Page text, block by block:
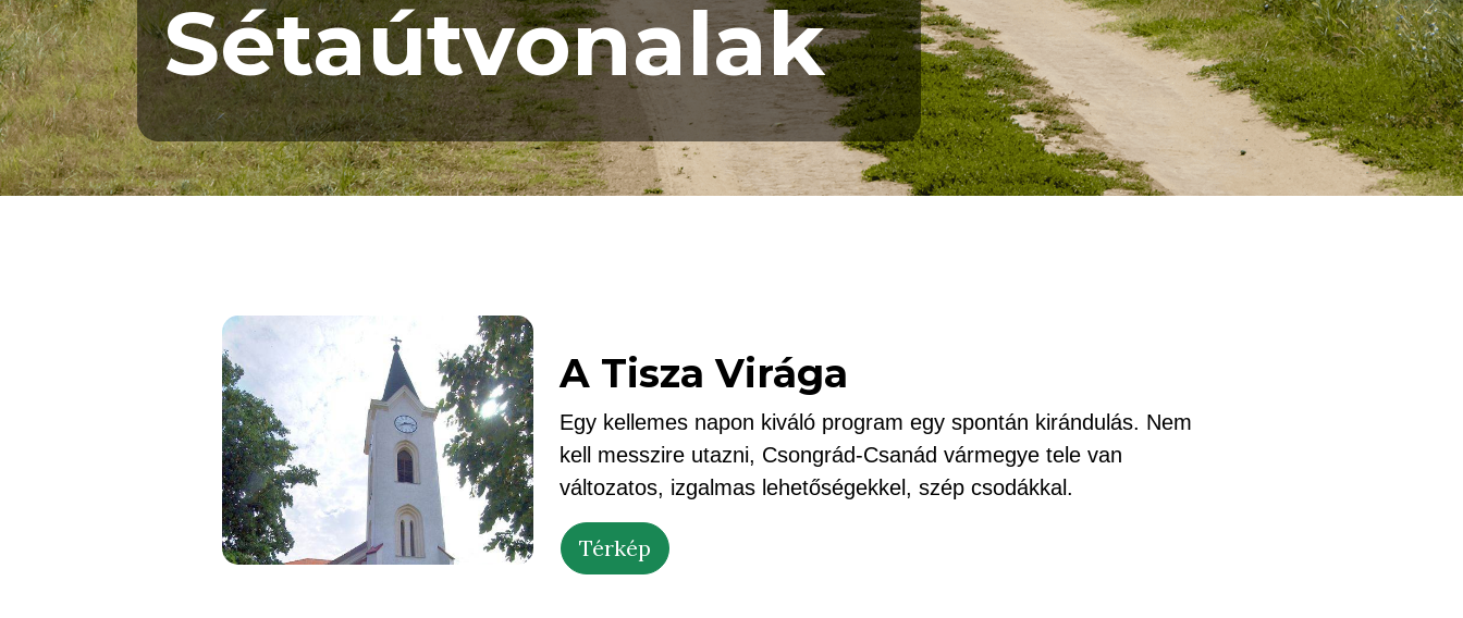
Sétaútvonalak
A Tisza Virága
Egy kellemes napon kiváló program egy spontán kirándulás. Nem
kell messzire utazni, Csongrád-Csanád vármegye tele van
változatos, izgalmas lehetőségekkel, szép csodákkal.
Térkép